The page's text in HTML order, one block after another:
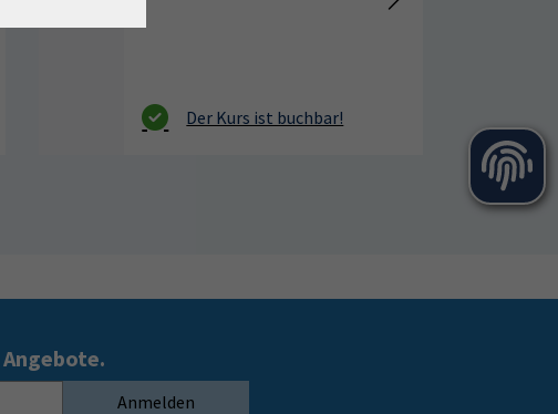
Anmelden